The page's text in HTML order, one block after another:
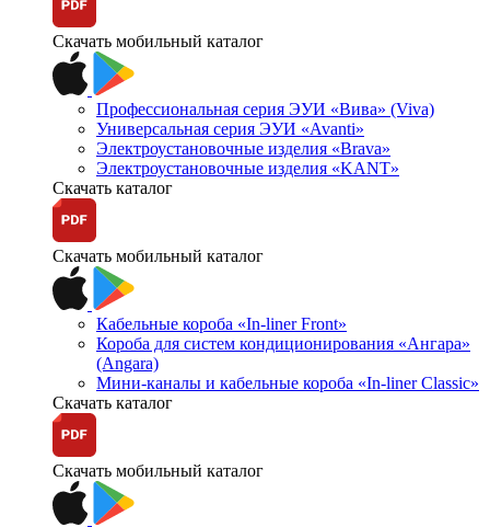
Скачать мобильный каталог
Профессиональная серия ЭУИ «Вива» (Viva)
Универсальная серия ЭУИ «Avanti»
Электроустановочные изделия «Brava»
Электроустановочные изделия «KANT»
Скачать каталог
Скачать мобильный каталог
Кабельные короба «In-liner Front»
Короба для систем кондиционирования «Ангара»
(Angara)
Мини-каналы и кабельные короба «In-liner Classic»
Скачать каталог
Скачать мобильный каталог